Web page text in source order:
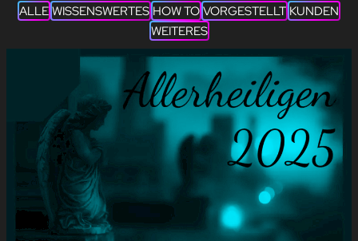
ALLE WISSENSWERTES HOW TO VORGESTELLT KUNDEN
WEITERES